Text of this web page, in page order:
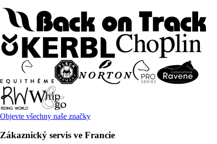
Objevte všechny naše značky
Zákaznický servis ve Francie